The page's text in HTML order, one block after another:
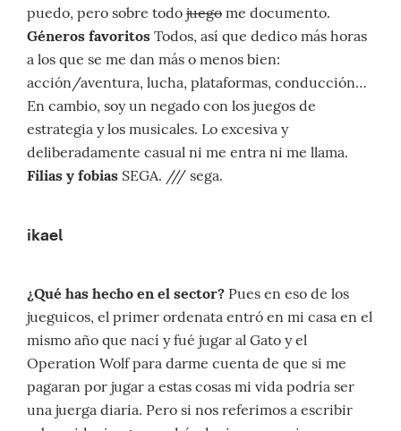
puedo, pero sobre todo juego me documento.
Géneros favoritos Todos, así que dedico más horas
a los que se me dan más o menos bien:
acción/aventura, lucha, plataformas, conducción…
En cambio, soy un negado con los juegos de
estrategia y los musicales. Lo excesiva y
deliberadamente casual ni me entra ni me llama.
Filias y fobias SEGA. /// sega.
ikael
¿Qué has hecho en el sector? Pues en eso de los
jueguicos, el primer ordenata entró en mi casa en el
mismo año que nací y fué jugar al Gato y el
Operation Wolf para darme cuenta de que si me
pagaran por jugar a estas cosas mi vida podría ser
una juerga diaria. Pero si nos referimos a escribir